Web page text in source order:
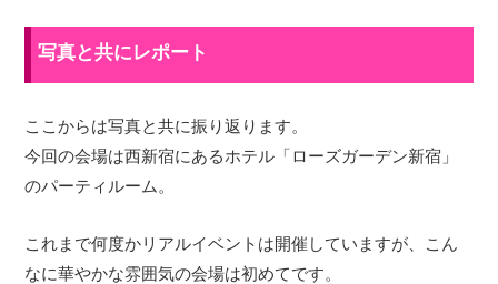
写真と共にレポート
ここからは写真と共に振り返ります。
今回の会場は西新宿にあるホテル「ローズガーデン新宿」
のパーティルーム。
これまで何度かリアルイベントは開催していますが、こん
なに華やかな雰囲気の会場は初めてです。